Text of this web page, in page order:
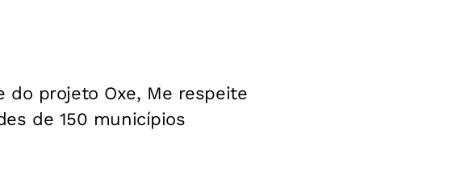
do projeto Oxe, Me respeite
de 150 municípios